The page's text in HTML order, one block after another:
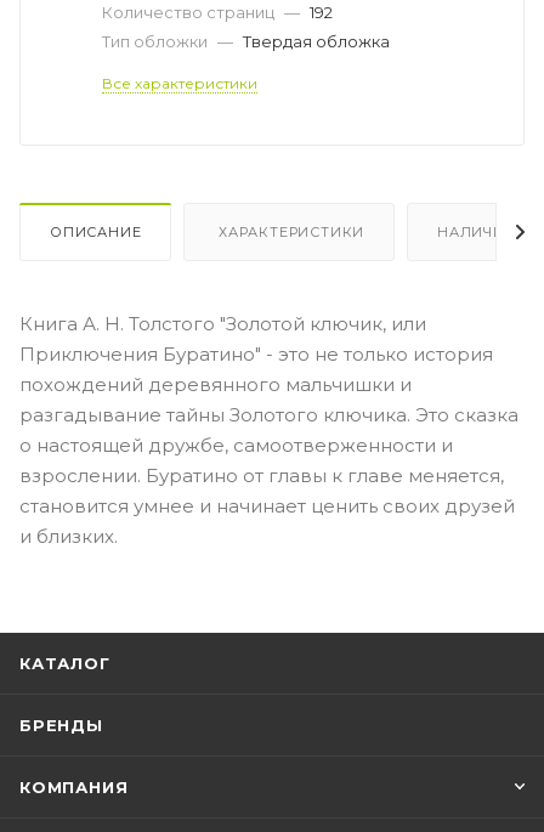
Количество страниц — 192
Тип обложки — Твердая обложка
Все характеристики
ОПИСАНИЕ ХАРАКТЕРИСТИКИ НАЛИЧИЕ
Книга А. Н. Толстого "Золотой ключик, или
Приключения Буратино" - это не только история
похождений деревянного мальчишки и
разгадывание тайны Золотого ключика. Это сказка
о настоящей дружбе, самоотверженности и
взрослении. Буратино от главы к главе меняется,
становится умнее и начинает ценить своих друзей
и близких.
КАТАЛОГ
БРЕНДЫ
КОМПАНИЯ